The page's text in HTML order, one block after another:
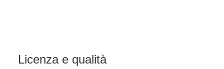
Licenza e qualità